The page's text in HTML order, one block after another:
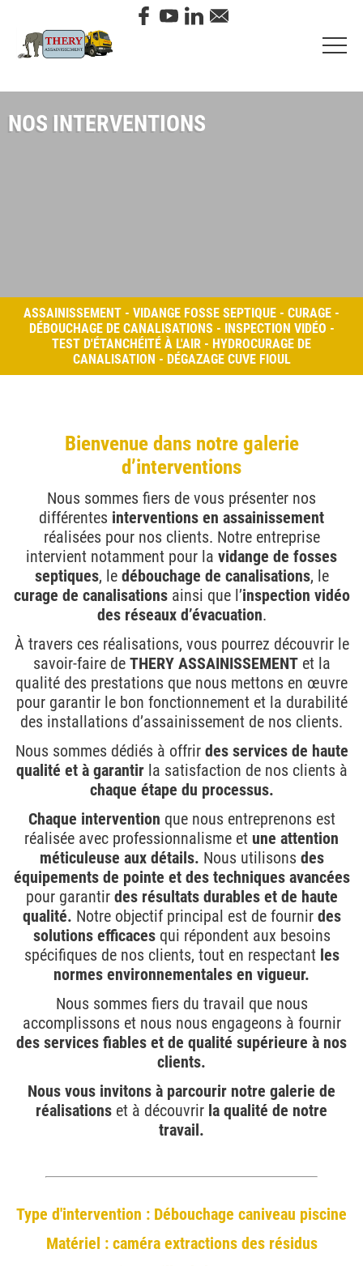
NOS INTERVENTIONS
ASSAINISSEMENT - VIDANGE FOSSE SEPTIQUE - CURAGE -
DÉBOUCHAGE DE CANALISATIONS - INSPECTION VIDÉO -
TEST D'ÉTANCHÉITÉ À L'AIR - HYDROCURAGE DE
CANALISATION - DÉGAZAGE CUVE FIOUL
Bienvenue dans notre galerie
d’interventions
Nous sommes fiers de vous présenter nos
différentes interventions en assainissement
réalisées pour nos clients. Notre entreprise
intervient notamment pour la vidange de fosses
septiques, le débouchage de canalisations, le
curage de canalisationsainsi que l’inspection vidéo
des réseaux d’évacuation.
À travers ces réalisations, vous pourrez découvrir le
savoir-faire de THERY ASSAINISSEMENTet la
qualité des prestations que nous mettons en œuvre
pour garantir le bon fonctionnement et la durabilité
des installations d’assainissement de nos clients.
Nous sommes dédiés à offrir des services de haute
qualité et à garantirla satisfaction de nos clients à
chaque étape du processus.
Chaque intervention que nous entreprenons est
réalisée avec professionnalisme et une attention
méticuleuse aux détails. Nous utilisons des
équipements de pointe et des techniques avancées
pour garantir des résultats durables et de haute
qualité. Notre objectif principal est de fournir des
solutions efficacesqui répondent aux besoins
spécifiques de nos clients, tout en respectant les
normes environnementales en vigueur.
Nous sommes fiers du travail que nous
accomplissons et nous nous engageons à fournir
des services fiables et de qualité supérieure à nos
clients.
Nous vous invitons à parcourir notre galerie de
réalisations et à découvrir la qualité de notre
travail.
Type d'intervention : Débouchage caniveau piscine
Matériel : caméra extractions des résidus